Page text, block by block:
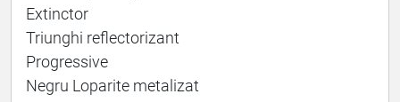
Extinctor
Triunghi reflectorizant
Progressive
Negru Loparite metalizat